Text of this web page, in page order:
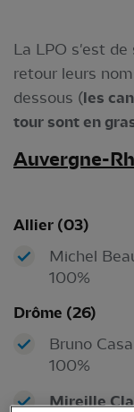
La LPO s'est de
retour leurs
dessous (les
tour sont en
Auvergne-
Allier (03)
Michel
100%
Drôme (26)
Bruno
100%
Mireille